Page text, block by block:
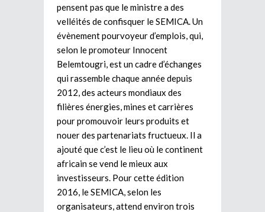
pensent pas que le ministre a des
velléités de confisquer le SEMICA. Un
évènement pourvoyeur d’emplois, qui,
selon le promoteur Innocent
Belemtougri, est un cadre d’échanges
qui rassemble chaque année depuis
2012, des acteurs mondiaux des
filières énergies, mines et carrières
pour promouvoir leurs produits et
nouer des partenariats fructueux. Il a
ajouté que c’est le lieu où le continent
africain se vend le mieux aux
investisseurs. Pour cette édition
2016, le SEMICA, selon les
organisateurs, attend environ trois